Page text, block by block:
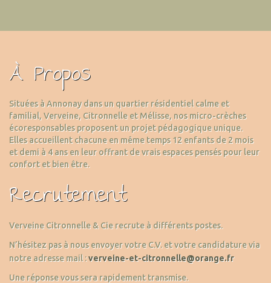
À Propos
Situées à Annonay dans un quartier résidentiel calme et
familial, Verveine, Citronnelle et Mélisse, nos micro-crèches
écoresponsables proposent un projet pédagogique unique.
Elles accueillent chacune en même temps 12 enfants de 2 mois
et demi à 4 ans en leur offrant de vrais espaces pensés pour leur
confort et bien être.
Recrutement
Verveine Citronnelle & Cie recrute à différents postes.
N’hésitez pas à nous envoyer votre C.V. et votre candidature via
notre adresse mail :verveine-et-citronnelle@orange.fr
Une réponse vous sera rapidement transmise.